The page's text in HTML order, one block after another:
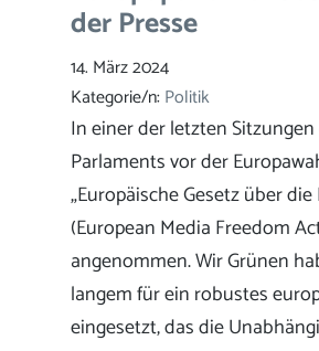
der Presse
14. März 2024
Kategorie/n:Politik
In einer der letzten
Parlaments vor der
„Europäische Gesetz über
(European Media Freedom
angenommen. Wir Grünen
langem für ein robustes
eingesetzt, das die